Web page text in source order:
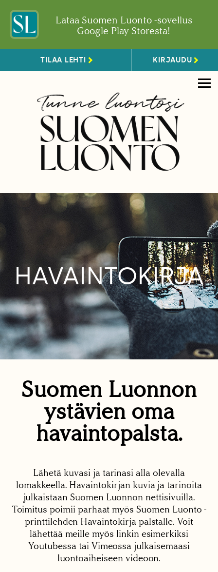
Lataa Suomen Luonto -sovellus
Google Play Storesta!
TILAA LEHTI KIRJAUDU
HAVAINTOKIRJA
Suomen Luonnon
ystävien oma
havaintopalsta.
Lähetä kuvasi ja tarinasi alla olevalla
lomakkeella. Havaintokirjan kuvia ja tarinoita
julkaistaan Suomen Luonnon nettisivuilla.
Toimitus poimii parhaat myös Suomen Luonto -
printtilehden Havaintokirja-palstalle. Voit
lähettää meille myös linkin esimerkiksi
Youtubessa tai Vimeossa julkaisemaasi
luontoaiheiseen videoon.